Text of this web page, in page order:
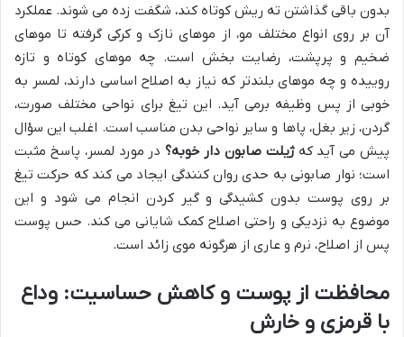
بدون باقی گذاشتن ته ریش کوتاه کند، شگفت زده می شوند. عملکرد
آن بر روی انواع مختلف مو، از موهای نازک و کرکی گرفته تا موهای
ضخیم و پرپشت، رضایت بخش است. چه موهای کوتاه و تازه
روییده و چه موهای بلندتر که نیاز به اصلاح اساسی دارند، لمسر به
خوبی از پس وظیفه برمی آید. این تیغ برای نواحی مختلف صورت،
گردن، زیر بغل، پاها و سایر نواحی بدن مناسب است. اغلب این سؤال
پیش می آید کهژیلت صابون دار خوبه؟در مورد لمسر، پاسخ مثبت
است؛ نوار صابونی به حدی روان کنندگی ایجاد می کند که حرکت تیغ
بر روی پوست بدون کشیدگی و گیر کردن انجام می شود و این
موضوع به نزدیکی و راحتی اصلاح کمک شایانی می کند. حس پوست
پس از اصلاح، نرم و عاری از هرگونه موی زائد است.
محافظت از پوست و کاهش حساسیت: وداع
با قرمزی و خارش